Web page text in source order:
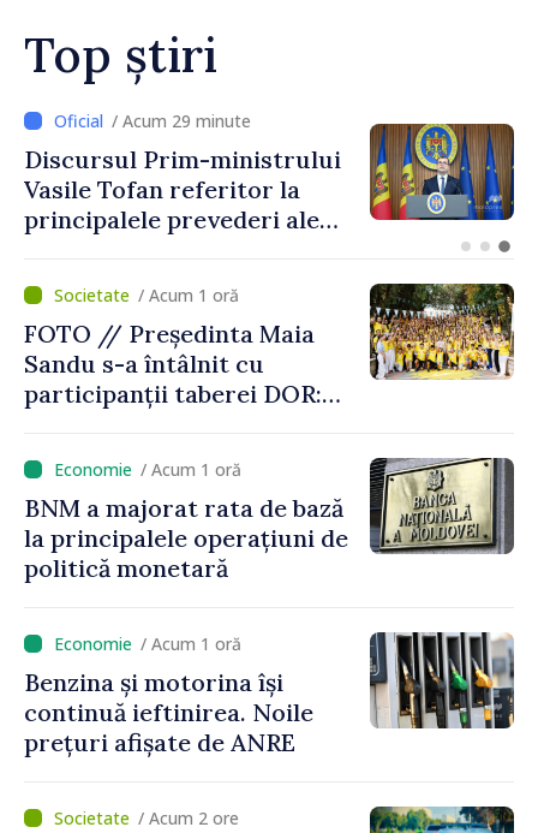
Top știri
/ Acum 7 minute
The Washington Post: Mai
multe state europene refuză
să transfere rachete Patriot
/ Acum 1 oră
FOTO // Președinta Maia
Sandu s-a întâlnit cu
participanții taberei DOR:
noastră rămâne puternică”
/ Acum 1 oră
BNM a majorat rata de bază
la principalele operațiuni de
politică monetară
/ Acum 1 oră
Benzina și motorina își
continuă ieftinirea. Noile
prețuri afișate de ANRE
/ Acum 2 ore